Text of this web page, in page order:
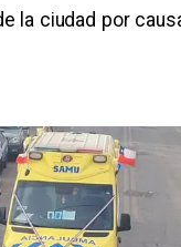
la ciudad por